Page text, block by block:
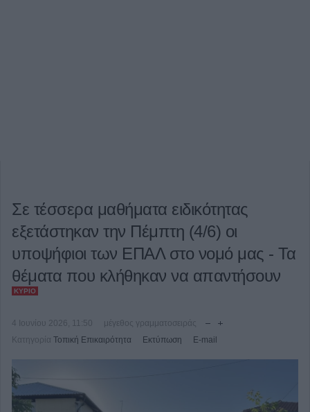
Σε τέσσερα μαθήματα ειδικότητας
εξετάστηκαν την Πέμπτη (4/6) οι
υποψήφιοι των ΕΠΑΛ στο νομό μας - Τα
θέματα που κλήθηκαν να απαντήσουν
ΚΎΡΙΟ
4 Ιουνίου 2026, 11:50
μέγεθος γραμματοσειράς
Κατηγορία Τοπική Επικαιρότητα Εκτύπωση E-mail